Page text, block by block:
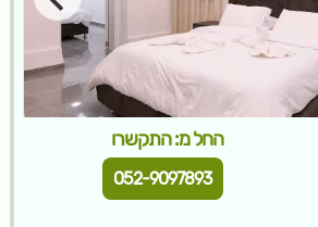
החל מ: התקשרו
052-9097893